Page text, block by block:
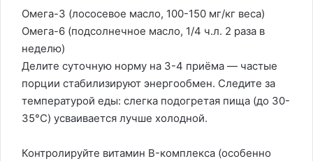
Омега-3 (лососевое масло, 100-150 мг/кг веса)
Омега-6 (подсолнечное масло, 1/4 ч.л. 2 раза в
неделю)
Делите суточную норму на 3-4 приёма — частые
порции стабилизируют энергообмен. Следите за
температурой еды: слегка подогретая пища (до 30-
35°C) усваивается лучше холодной.
Контролируйте витамин B-комплекса (особенно